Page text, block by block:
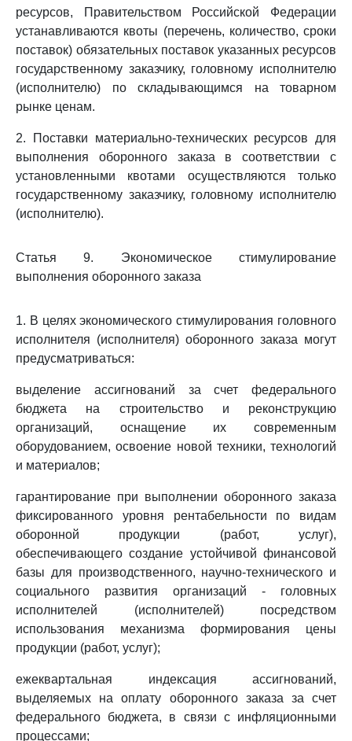
ресурсов, Правительством Российской Федерации
устанавливаются квоты (перечень, количество, сроки
поставок) обязательных поставок указанных ресурсов
государственному заказчику, головному исполнителю
(исполнителю) по складывающимся на товарном
рынке ценам.
2. Поставки материально-технических ресурсов для
выполнения оборонного заказа в соответствии с
установленными квотами осуществляются только
государственному заказчику, головному исполнителю
(исполнителю).
Статья 9. Экономическое стимулирование
выполнения оборонного заказа
1. В целях экономического стимулирования головного
исполнителя (исполнителя) оборонного заказа могут
предусматриваться:
выделение ассигнований за счет федерального
бюджета на строительство и реконструкцию
организаций, оснащение их современным
оборудованием, освоение новой техники, технологий
и материалов;
гарантирование при выполнении оборонного заказа
фиксированного уровня рентабельности по видам
оборонной продукции (работ, услуг),
обеспечивающего создание устойчивой финансовой
базы для производственного, научно-технического и
социального развития организаций - головных
исполнителей (исполнителей) посредством
использования механизма формирования цены
продукции (работ, услуг);
ежеквартальная индексация ассигнований,
выделяемых на оплату оборонного заказа за счет
федерального бюджета, в связи с инфляционными
процессами;